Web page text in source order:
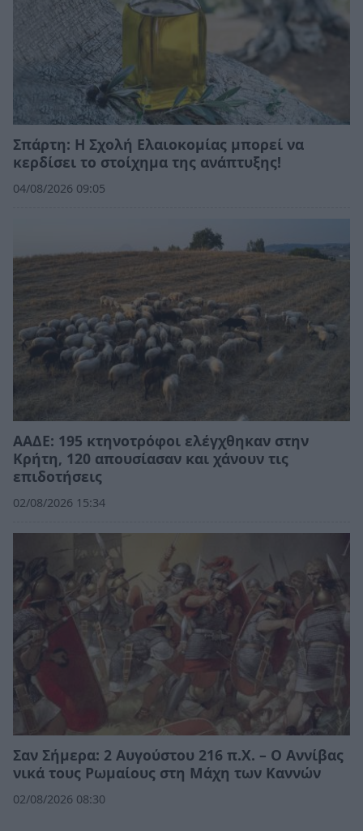
Σπάρτη: Η Σχολή Ελαιοκομίας μπορεί να
κερδίσει το στοίχημα της ανάπτυξης!
04/08/2026 09:05
ΑΑΔΕ: 195 κτηνοτρόφοι ελέγχθηκαν στην
Κρήτη, 120 απουσίασαν και χάνουν τις
επιδοτήσεις
02/08/2026 15:34
Σαν Σήμερα: 2 Αυγούστου 216 π.Χ. – Ο Αννίβας
νικά τους Ρωμαίους στη Μάχη των Καννών
02/08/2026 08:30